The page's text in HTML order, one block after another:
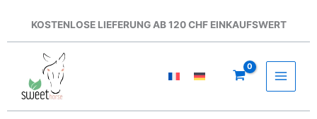
springen
KOSTENLOSE LIEFERUNG AB 120 CHF EINKAUFSWERT